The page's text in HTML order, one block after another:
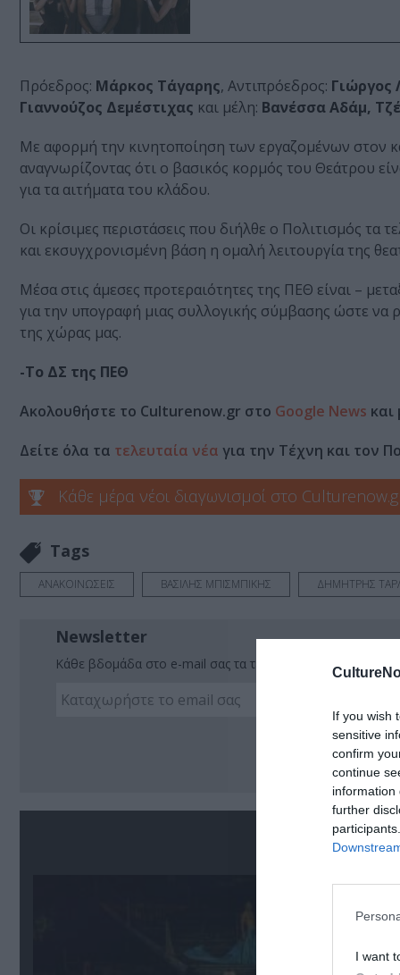
If you wish
sensitive
confirm
continue
information
further
I want
Πρόεδρος: Μάρκος Τάγαρης, Αντιπρόεδρος: Γιώργος
Γιαννούζος Δεμέστιχας και μέλη: Βανέσσα Αδάμ,
Με αφορμή την κινητοποίηση των εργαζομένων στον
αναγνωρίζοντας ότι ο βασικός κορμός του Θεάτρου
για τα αιτήματα του κλάδου.
Οι κρίσιμες περιστάσεις που διήλθε ο Πολιτισμός τα
και εκσυγχρονισμένη βάση η ομαλή λειτουργία της
Μέσα στις άμεσες προτεραιότητες της ΠΕΘ είναι –
για την υπογραφή μιας συλλογικής σύμβασης ώστε να
της χώρας μας.
-Το ΔΣ της ΠΕΘ
Ακολουθήστε το Culturenow.gr στο Google News και
Δείτε όλα τα τελευταία νέα για την Τέχνη και τον
Κάθε μέρα νέοι διαγωνισμοί στο
Tags
ΑΝΑΚΟΙΝΩΣΕΙΣ ΒΑΣΙΛΗΣ ΜΠΙΣΜΠΙΚΗΣ ΔΗΜΗΤΡΗΣ
Newsletter
Κάθε βδομάδα στο e-mail σας τα τελευταία νέα για την